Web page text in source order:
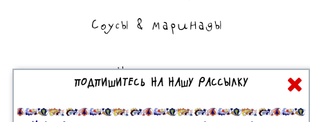
Соусы & маринады
На сладкое
Торты, пирожные, выпечка
ПОДПИШИТЕСЬ НА НАШУ РАССЫЛКУ